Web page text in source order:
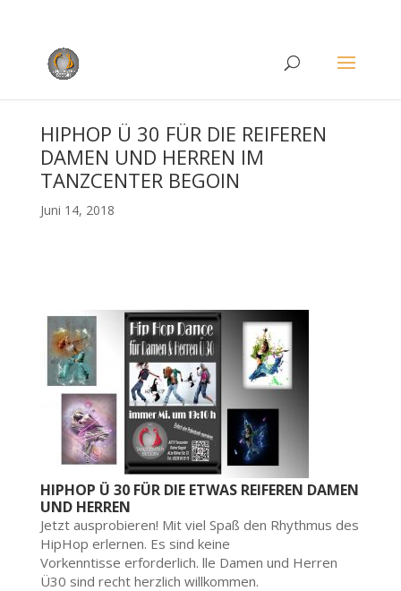
HIPHOP Ü 30 FÜR DIE REIFEREN
DAMEN UND HERREN IM
TANZCENTER BEGOIN
Juni 14, 2018
HIPHOP Ü 30 FÜR DIE ETWAS REIFEREN DAMEN
UND HERREN
Jetzt ausprobieren! Mit viel Spaß den Rhythmus des
HipHop erlernen. Es sind keine
Vorkenntisse erforderlich. lle Damen und Herren
Ü30 sind recht herzlich willkommen.